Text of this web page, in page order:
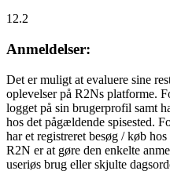
12.2
Anmeldelser:
Det er muligt at evaluere sine
oplevelser på R2Ns platforme.
logget på sin brugerprofil samt
hos det pågældende spisested.
har et registreret besøg / køb
R2N er at gøre den enkelte
useriøs brug eller skjulte